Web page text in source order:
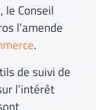
le Conseil
l’amende
.
de suivi de
l’intérêt